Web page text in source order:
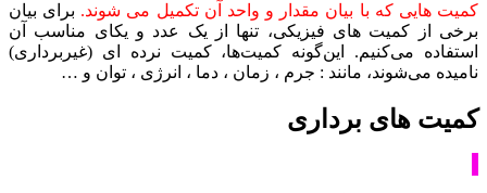
کمیت هایی که با بیان مقدار و واحد آن تکمیل می شوند. برای بیان
برخی از کمیت های فیزیکی، تنها از یک عدد و یکای مناسب آن
استفاده می‌کنیم. این‌گونه کمیت‌ها، کمیت نرده ای (غیربرداری)
نامیده می‌شوند، مانند : جرم ، زمان ، دما ، انرژی ، توان و …
کمیت های برداری